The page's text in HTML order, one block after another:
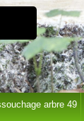
arbre 49